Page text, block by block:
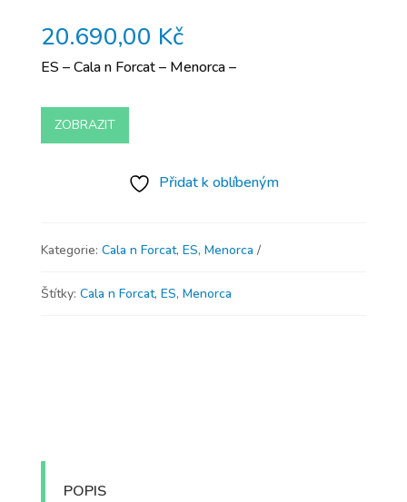
20.690,00 Kč
ES – Cala n Forcat – Menorca –
ZOBRAZIT
Přidat k oblíbeným
Kategorie: Cala n Forcat, ES, Menorca
Štítky: Cala n Forcat, ES, Menorca
POPIS